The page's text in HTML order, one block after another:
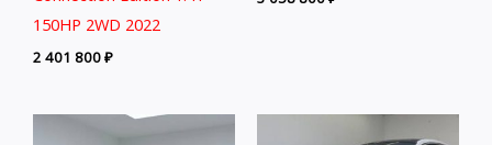
150HP 2WD 2022
2 401 800₽